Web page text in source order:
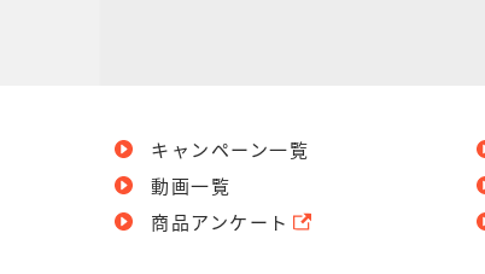
キャンペーン一覧
動画一覧
商品アンケート